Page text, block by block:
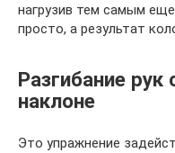
нагрузив тем самым
просто, а результат
Разгибание рук
наклоне
Это упражнение